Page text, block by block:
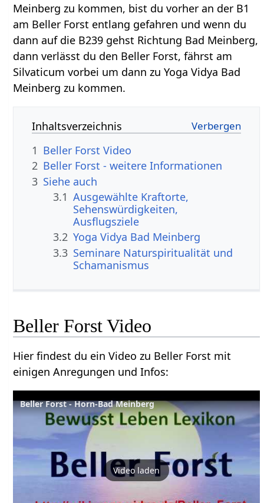
Meinberg zu kommen, bist du vorher an der B1
am Beller Forst entlang gefahren und wenn du
dann auf die B239 gehst Richtung Bad Meinberg,
dann verlässt du den Beller Forst, fährst am
Silvaticum vorbei um dann zu Yoga Vidya Bad
Meinberg zu kommen.
Inhaltsverzeichnis
1
Beller Forst‏‎ Video
2
Beller Forst‏‎ - weitere Informationen
3 Siehe auch
3.1 Ausgewählte Kraftorte,
Sehenswürdigkeiten,
Ausflugsziele
3.2 Yoga Vidya Bad Meinberg
3.3 Seminare Naturspiritualität und
Schamanismus
Beller Forst‏‎ Video
Hier findest du ein Video zu Beller Forst‏‎ mit
einigen Anregungen und Infos:
Beller Forst - Horn-Bad Meinberg
Video laden